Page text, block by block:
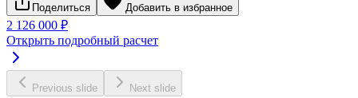
Поделиться Добавить в избранное
2 126 000 ₽
Открыть подробный расчет
Previous slide Next slide